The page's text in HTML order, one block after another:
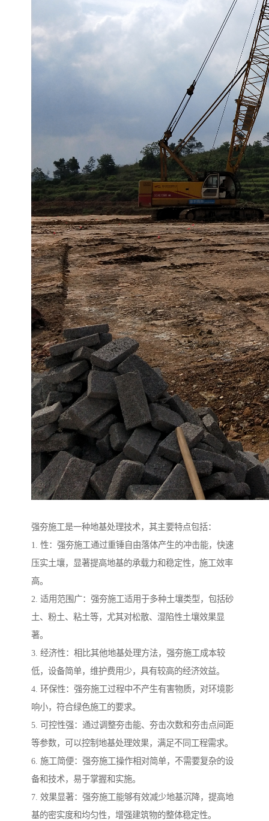
强夯施工是一种地基处理技术，其主要特点包括：
1. 性：强夯施工通过重锤自由落体产生的冲击能，快速
压实土壤，显著提高地基的承载力和稳定性，施工效率
高。
2. 适用范围广：强夯施工适用于多种土壤类型，包括砂
土、粉土、粘土等，尤其对松散、湿陷性土壤效果显
著。
3. 经济性：相比其他地基处理方法，强夯施工成本较
低，设备简单，维护费用少，具有较高的经济效益。
4. 环保性：强夯施工过程中不产生有害物质，对环境影
响小，符合绿色施工的要求。
5. 可控性强：通过调整夯击能、夯击次数和夯击点间距
等参数，可以控制地基处理效果，满足不同工程需求。
6. 施工简便：强夯施工操作相对简单，不需要复杂的设
备和技术，易于掌握和实施。
7. 效果显著：强夯施工能够有效减少地基沉降，提高地
基的密实度和均匀性，增强建筑物的整体稳定性。